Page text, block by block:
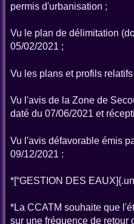
permis d'urbanisation ;
Vu le plan de délimitation
05/02/2021 ;
Vu les plans et profils
Vu l'avis de la Zone de
daté du 07/06/2021 et
Vu l'avis défavorable émis
09/12/2021 :
*[“GESTION DES
*La CCATM souhaite que
sur une fréquence de retour